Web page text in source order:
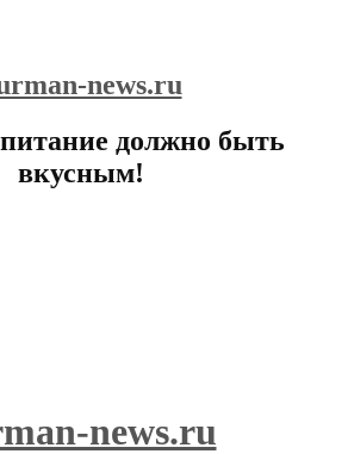
news.ru
питание должно быть
вкусным!
news.ru